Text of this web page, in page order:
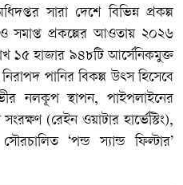
সারা দেশে বিভিন্ন প্রকল্প
সমাপ্ত প্রকল্পের আওতায় ২০২৬
১৫ হাজার ৯৪৮টি আর্সেনিকমুক্ত
পানির বিকল্প উৎস হিসেবে
নলকূপ স্থাপন, পাইপলাইনের
(রেইন ওয়াটার হার্ভেস্টিং),
‘পন্ড স্যান্ড ফিল্টার’